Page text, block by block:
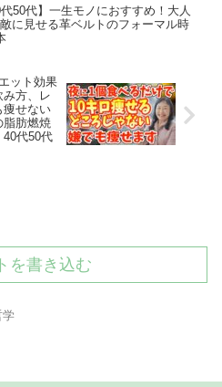
代50代】一生モノにおすすめ！大人
に見せる革ベルトのフォーマル時
ット効果
み方、レ
痩せない
脂肪燃焼
40代50代
を書き込む
学